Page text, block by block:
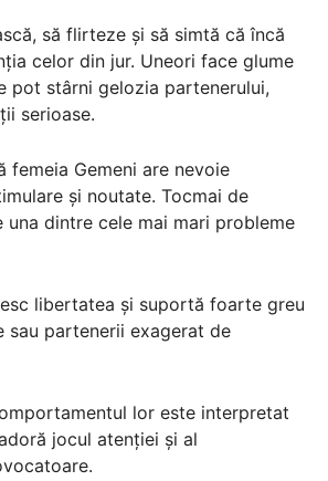
să flirteze și să simtă că încă
celor din jur. Uneori face glume
pot stârni gelozia partenerului,
serioase.
femeia Gemeni are nevoie
și noutate. Tocmai de
una dintre cele mai mari probleme
libertatea și suportă foarte greu
sau partenerii exagerat de
lor este interpretat
jocul atenției și al